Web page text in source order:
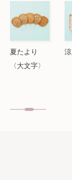
夏たより
〈大文字〉